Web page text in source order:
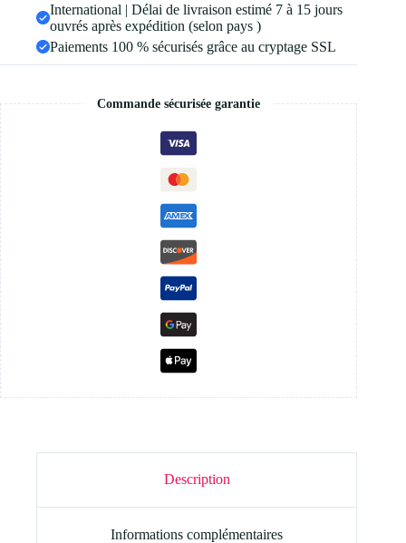
International | Délai de livraison estimé 7 à 15 jours
ouvrés après expédition (selon pays )
Paiements 100 % sécurisés grâce au cryptage SSL
Commande sécurisée garantie
Description
Informations complémentaires